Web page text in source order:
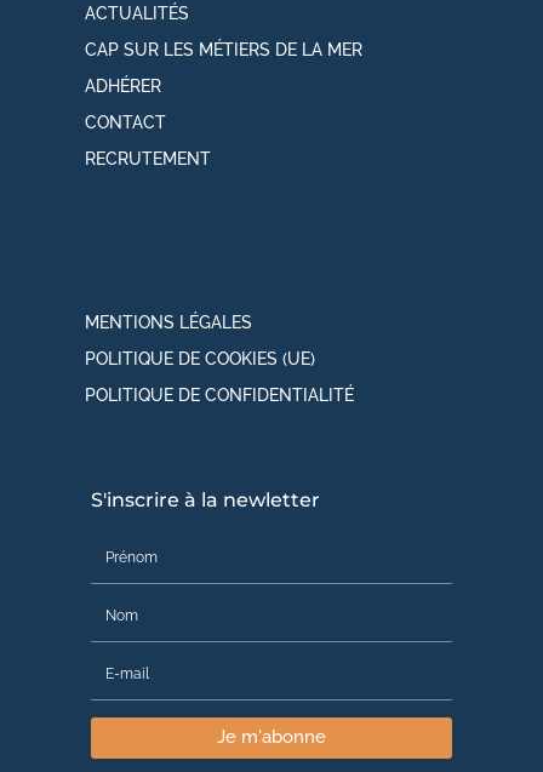
ACTUALITÉS
CAP SUR LES MÉTIERS DE LA MER
ADHÉRER
CONTACT
RECRUTEMENT
MENTIONS LÉGALES
POLITIQUE DE COOKIES (UE)
POLITIQUE DE CONFIDENTIALITÉ
S'inscrire à la newletter
Je m'abonne